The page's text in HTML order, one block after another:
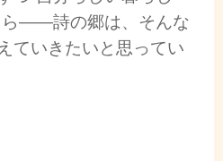
ら――詩の郷は、そんな
ていきたいと思ってい